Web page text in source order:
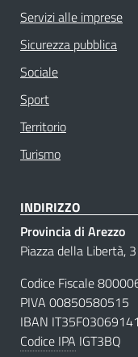
Servizi alle imprese
Sicurezza pubblica
Sociale
Sport
Territorio
Turismo
INDIRIZZO
Provincia di Arezzo
Piazza della Libertà,
Codice Fiscale
PIVA 00850580515
IBAN
Codice IPA IGT3BQ